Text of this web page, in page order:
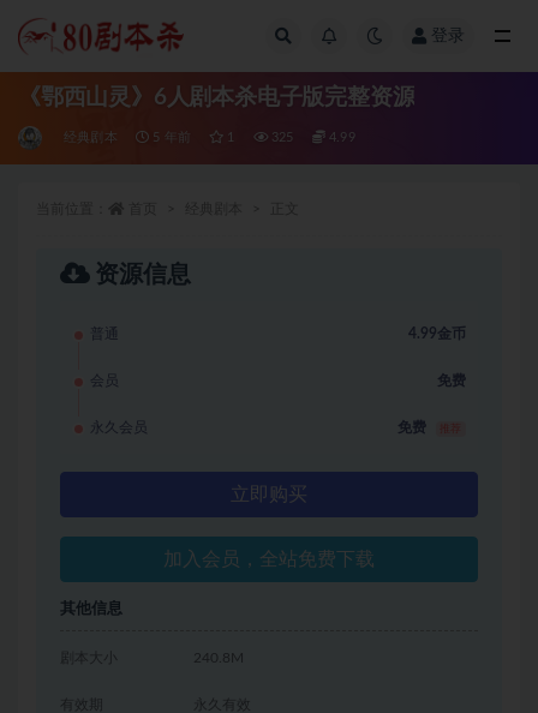
登录
《鄂西山灵》6人剧本杀电子版完整资源
经典剧本 5 年前 1 325 4.99
资源信息
普通 4.99金币
会员 免费
永久会员 免费
立即购买
加入会员，全站免费下载
其他信息
剧本大小 240.8M
有效期 永久有效